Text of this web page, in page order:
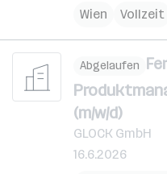
Wien
Vollzeit
Abgelaufen
(m/w/d)
GLOCK GmbH
16.6.2026